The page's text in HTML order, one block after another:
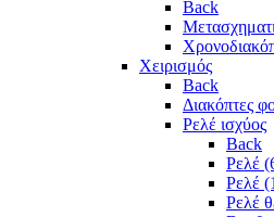
Back
Χειρισμός
Back
Διακόπτες
Ρελέ ισχύος
Back
Ρελέ
Ρελέ
Ρελέ